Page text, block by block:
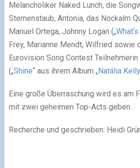
Melancholiker Naked Lunch, die
Sternenstaub, Antonia, das Nockalm
Manuel Ortega, Johnny Logan („
Frey, Marianne Mendt, Wilfried sowie
Eurovision Song Contest
(„Shine“ aus ihrem Album „Natália Kelly
Eine große Überraschung wird es am
mit zwei geheimen Top-Acts geben.
Recherche und geschrieben: Heidi